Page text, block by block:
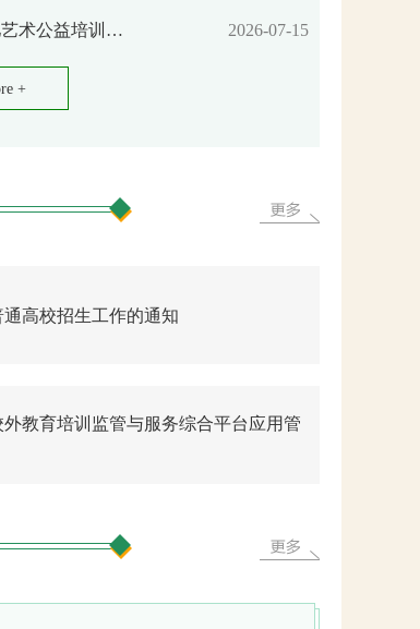
2026-07-15
【“双减”】鹿寨县文化馆暑期少儿艺术公益培训班开班
+
高校招生工作的通知
教育培训监管与服务综合平台应用管